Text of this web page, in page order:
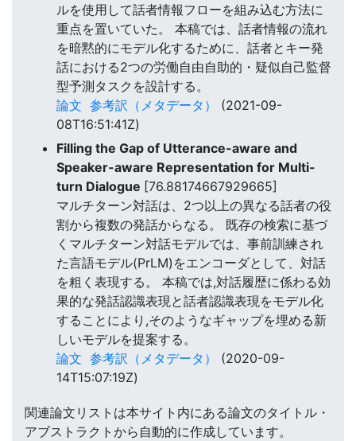
ルを使用して話者情報フローを組み込む方法に
重点を置いていた。 本稿では、話者情報の流れ
を暗黙的にモデル化するために、話者とキー発
話における2つの労働自由自助的・疑似自己監督
型予測タスクを設計する。
論文 参考訳（メタデータ）
(2021-09-
08T16:51:41Z)
Filling the Gap of Utterance-aware and
Speaker-aware Representation for Multi-
turn Dialogue [76.88174667929665]
マルチターン対話は、2つ以上の異なる話者の役
割から複数の発話からなる。 既存の検索に基づ
くマルチターン対話モデルでは、事前訓練され
た言語モデル(PrLM)をエンコーダとして、対話
を粗く表現する。 本稿では,対話履歴に係わる効
果的な発話認識表現と話者認識表現をモデル化
することにより,そのようなギャップを埋める新
しいモデルを提案する。
論文 参考訳（メタデータ）
(2020-09-
14T15:07:19Z)
関連論文リストは本サイト内にある論文のタイトル・
アブストラクトから自動的に作成しています。